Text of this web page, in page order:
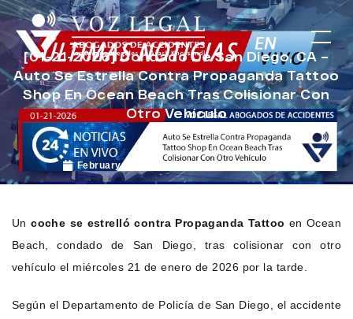
[01-21-2026] Condado De San Diego, CA –
Auto Se Estrella Contra Propaganda Tattoo
Shop En Ocean Beach Tras Colisionar Con
Otro Vehículo
February 10, 2026
Uncoche se estrelló contra Propaganda Tattoo en Ocean
Beach, condado de San Diego, tras colisionar con otro
vehículo el miércoles 21 de enero de 2026 por la tarde.
Según el Departamento de Policía de San Diego, el accidente